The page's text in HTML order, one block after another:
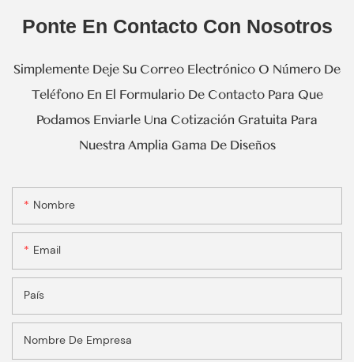
Ponte En Contacto Con Nosotros
Simplemente Deje Su Correo Electrónico O Número De
Teléfono En El Formulario De Contacto Para Que
Podamos Enviarle Una Cotización Gratuita Para
Nuestra Amplia Gama De Diseños
Nombre
Email
País
Nombre De Empresa